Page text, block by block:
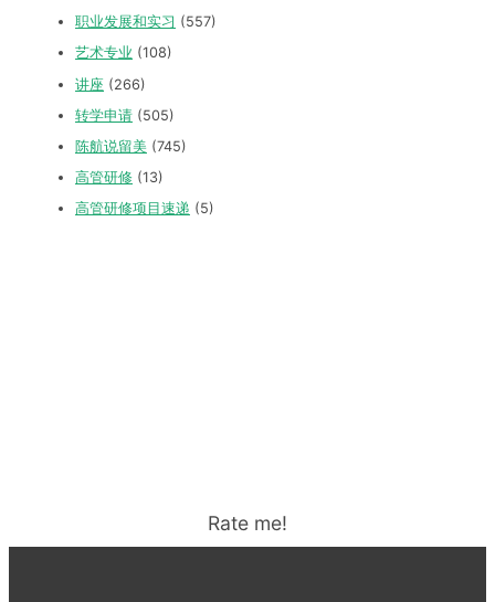
职业发展和实习 (557)
艺术专业 (108)
讲座 (266)
转学申请 (505)
陈航说留美 (745)
高管研修 (13)
高管研修项目速递 (5)
Rate me!